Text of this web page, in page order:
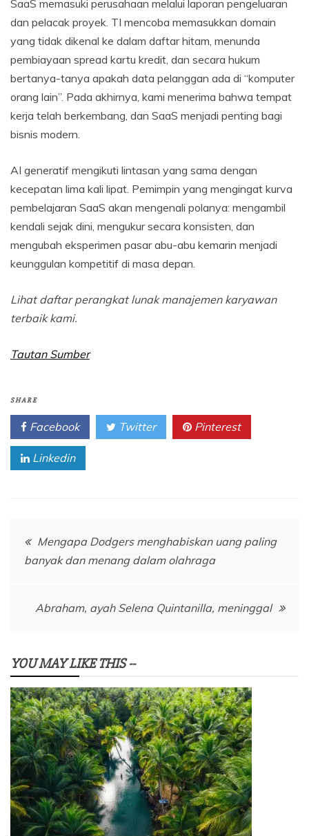
SaaS memasuki perusahaan melalui laporan pengeluaran
dan pelacak proyek. TI mencoba memasukkan domain
yang tidak dikenal ke dalam daftar hitam, menunda
pembiayaan spread kartu kredit, dan secara hukum
bertanya-tanya apakah data pelanggan ada di “komputer
orang lain”. Pada akhirnya, kami menerima bahwa tempat
kerja telah berkembang, dan SaaS menjadi penting bagi
bisnis modern.
AI generatif mengikuti lintasan yang sama dengan
kecepatan lima kali lipat. Pemimpin yang mengingat kurva
pembelajaran SaaS akan mengenali polanya: mengambil
kendali sejak dini, mengukur secara konsisten, dan
mengubah eksperimen pasar abu-abu kemarin menjadi
keunggulan kompetitif di masa depan.
Lihat daftar perangkat lunak manajemen karyawan
terbaik kami.
Tautan Sumber
SHARE
Facebook Twitter Pinterest
Linkedin
Navigasi
pos
Mengapa Dodgers menghabiskan uang paling
banyak dan menang dalam olahraga
Abraham, ayah Selena Quintanilla, meninggal
YOU MAY LIKE THIS --